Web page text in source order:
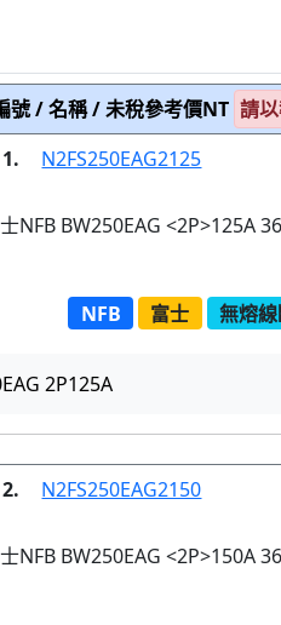
號 / 名稱 / 未稅參考價NT 請
1.
N2FS250EAG2125
NFB BW250EAG <2P>125A
NFB 富士 無熔
2P125A
2. N2FS250EAG2150
NFB BW250EAG <2P>150A